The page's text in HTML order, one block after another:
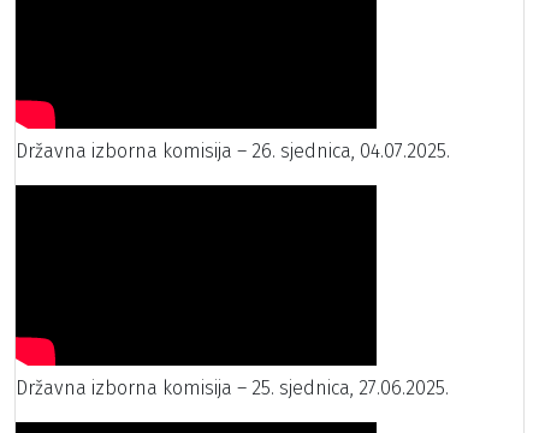
Državna izborna komisija – 26. sjednica, 04.07.2025.
Državna izborna komisija – 25. sjednica, 27.06.2025.